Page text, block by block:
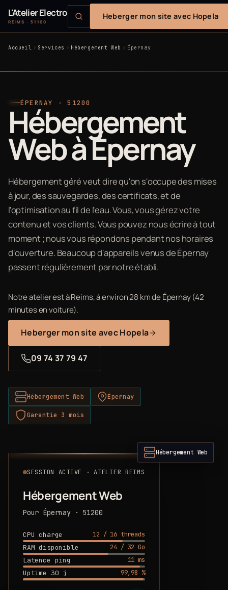
L'Atelier Electro
REIMS · 51100
Heberger mon site avec Hopela
Accueil Services Hébergement Web Épernay
ÉPERNAY · 51200
Hébergement
Web à Épernay
Hébergement géré veut dire qu'on s'occupe des mises
à jour, des sauvegardes, des certificats, et de
l'optimisation au fil de l'eau. Vous, vous gérez votre
contenu et vos clients. Vous pouvez nous écrire à tout
moment ; nous vous répondons pendant nos horaires
d'ouverture. Beaucoup d'appareils venus de Épernay
passent régulièrement par notre établi.
Notre atelier est à Reims, à environ 28 km de Épernay (42
minutes en voiture).
Heberger mon site avec Hopela
09 74 37 79 47
Hébergement Web Épernay
Garantie 3 mois
SESSION ACTIVE · ATELIER REIMS
Hébergement Web
Pour Épernay · 51200
CPU charge
12 / 16 threads
RAM disponible
24 / 32 Go
Latence ping
11 ms
Uptime 30 j
99,98 %
Hébergement Web